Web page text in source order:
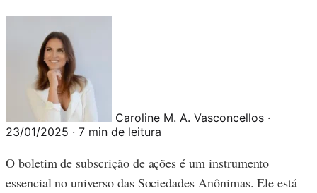
Caroline M. A. Vasconcellos ·
23/01/2025 · 7 min de leitura
O boletim de subscrição de ações é um instrumento
essencial no universo das Sociedades Anônimas. Ele está